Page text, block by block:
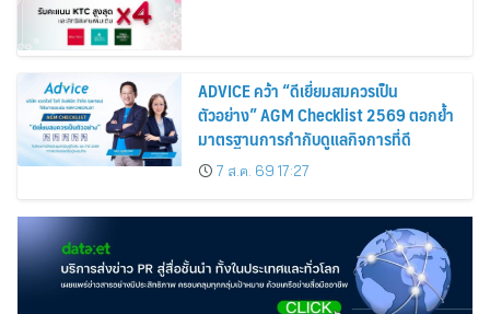
ADVICE คว้า “ดีเยี่ยมสมควรเป็น
ตัวอย่าง” AGM Checklist 2569 ตอกย้ำ
มาตรฐานการกำกับดูแลกิจการที่ดี
7 ส.ค. 69 17:27